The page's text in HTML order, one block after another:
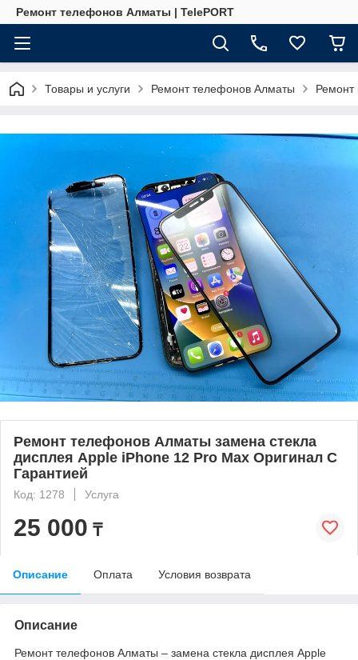
Ремонт телефонов Алматы | TelePORT
Товары и услуги Ремонт телефонов Алматы Ремонт
Ремонт телефонов Алматы замена стекла
дисплея Apple iPhone 12 Pro Max Оригинал С
Гарантией
Код: 1278 Услуга
25 000 ₸
Описание Оплата Условия возврата
Описание
Ремонт телефонов Алматы – замена стекла дисплея Apple